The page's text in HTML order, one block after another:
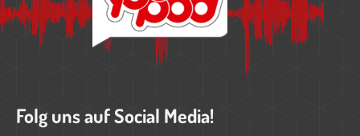
Folg uns auf Social Media!